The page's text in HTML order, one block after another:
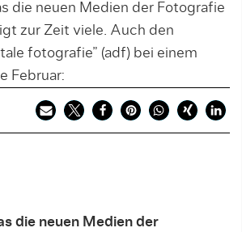
die neuen Medien der Fotografie
zur Zeit viele. Auch den
fotografie” (adf) bei einem
Februar:
die neuen Medien der